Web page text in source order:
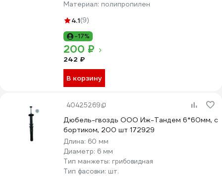
Материал: полипропилен
4.1(9)
-17%
200 ₽
242 ₽
В корзину
40425269
Дюбель-гвоздь ООО Иж-Тандем 6*60мм, с
бортиком, 200 шт 172929
Длина: 60 мм
Диаметр: 6 мм
Тип манжеты: грибовидная
Тип фасовки: шт.